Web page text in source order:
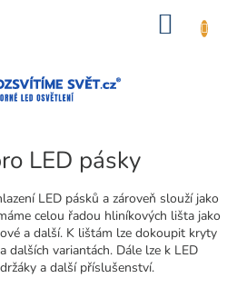
LED pásky
LED pásků a zároveň slouží jako
celou řadou hliníkových lišta jako
a další. K lištám lze dokoupit kryty
dalších variantách. Dále lze k LED
a další příslušenství.